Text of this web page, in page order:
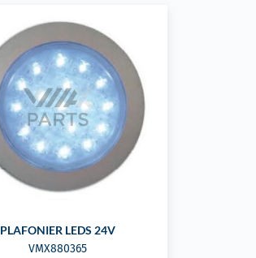
PLAFONIER LEDS 24V
VMX880365